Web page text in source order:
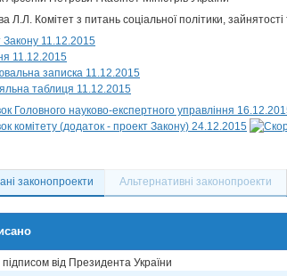
Л.Л. Комітет з питань соціальної політики,
Закону 11.12.2015
11.12.2015
записка 11.12.2015
таблиця 11.12.2015
Головного науково-експертного управління
комітету (додаток - проект Закону) 24.12.2015
законопроекти Альтернативні законопроекти
від Президента України